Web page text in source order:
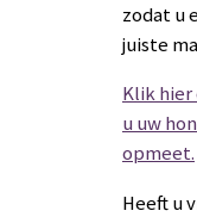
zodat u
juiste
Klik hier
u uw
opmeet.
Heeft u